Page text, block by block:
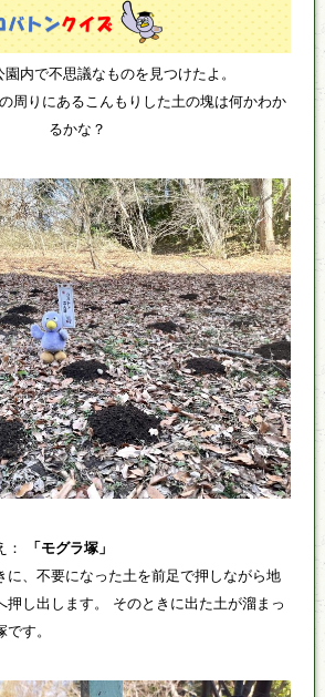
園内で不思議なものを見つけたよ。
周りにあるこんもりした土の塊は何かわか
るかな？
：
「モグラ塚」
に、不要になった土を前足で押しながら地
押し出します。 そのときに出た土が溜まっ
す。